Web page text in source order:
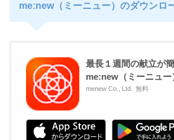
me:new（ミーニュー）のダウンロ
最長１週間の献立が
me:new（ミーニュー
menew Co., Ltd. 無料